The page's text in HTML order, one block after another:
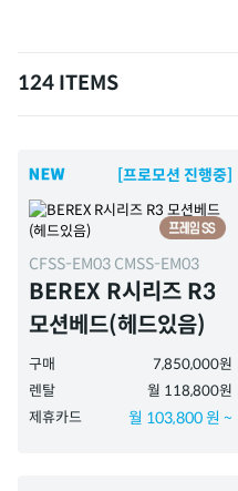
124 ITEMS
[프로모션 진행중]
CFSS-EM03 CMSS-EM03
BEREX R시리즈 R3
모션베드(헤드있음)
구매
7,850,000원
렌탈
월 118,800원
제휴카드
월 103,800 원 ~